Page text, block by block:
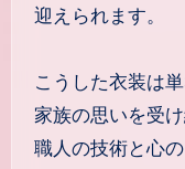
迎えられます。
こうした衣装は
家族の思いを受
職人の技術と心